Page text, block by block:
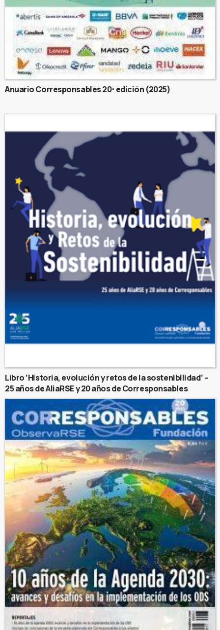
Anuario Corresponsables 20ª edición (2025)
Libro ‘Historia, evolución y retos de la sostenibilidad’ –
25 años de AliaRSE y 20 años de Corresponsables